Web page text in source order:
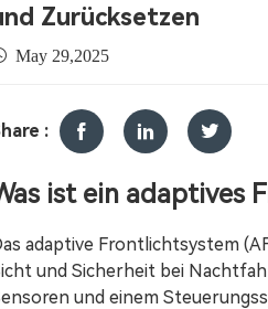
Zurücksetzen
May 29,2025
:
ist ein adaptives
adaptive Frontlichtsystem
und Sicherheit bei
und einem